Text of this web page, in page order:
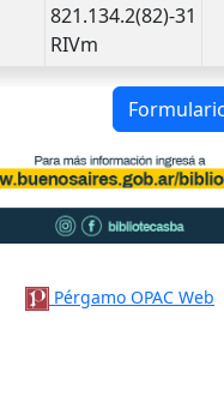
821.134.2(82)-31
RIVm
Pérgamo OPAC Web